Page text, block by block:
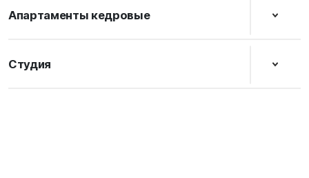
Апартаменты кедровые
Студия